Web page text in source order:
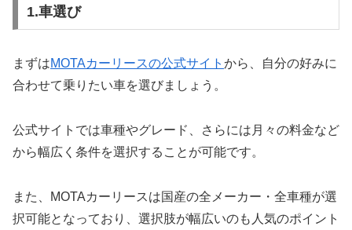
1.車選び
まずはMOTAカーリースの公式サイト から、自分の好みに
合わせて乗りたい車を選びましょう。
公式サイトでは車種やグレード、さらには月々の料金など
から幅広く条件を選択することが可能です。
また、MOTAカーリースは国産の全メーカー・全車種が選
択可能となっており、選択肢が幅広いのも人気のポイント